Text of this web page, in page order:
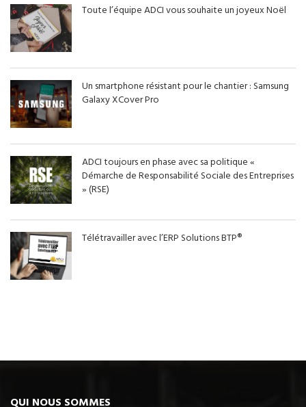
Toute l’équipe ADCI vous souhaite un joyeux Noël
Un smartphone résistant pour le chantier : Samsung
Galaxy XCover Pro
ADCI toujours en phase avec sa politique «
Démarche de Responsabilité Sociale des Entreprises
» (RSE)
Télétravailler avec l’ERP Solutions BTP®
QUI NOUS SOMMES